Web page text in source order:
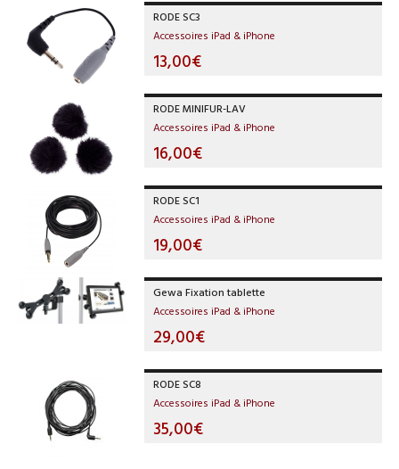
RODE SC3
Accessoires iPad & iPhone
13,00€
RODE MINIFUR-LAV
Accessoires iPad & iPhone
16,00€
RODE SC1
Accessoires iPad & iPhone
19,00€
Gewa Fixation tablette
Accessoires iPad & iPhone
29,00€
RODE SC8
Accessoires iPad & iPhone
35,00€